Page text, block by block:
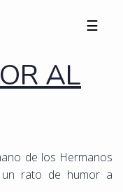
☰
AL
de los Hermanos
rato de humor a